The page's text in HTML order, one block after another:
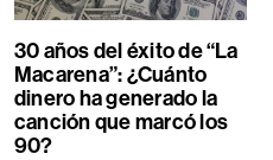
30 años del éxito de “La
Macarena”: ¿Cuánto
dinero ha generado la
canción que marcó los
90?